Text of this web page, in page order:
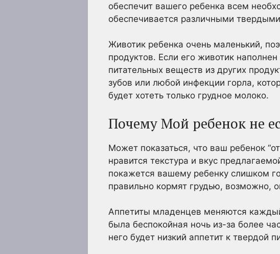
обеспечит вашего ребенка всем
обеспечивается различными
Животик ребенка очень маленький,
продуктов. Если его животик
питательных веществ из других
зубов или любой инфекции горла,
будет хотеть только грудное молоко.
Почему Мой ребенок не
Может показаться, что ваш ребенок
нравится текстура и вкус
покажется вашему ребенку слишком
правильно кормят грудью, возможно,
Аппетиты младенцев меняются
была беспокойная ночь из-за более
него будет низкий аппетит к твердой